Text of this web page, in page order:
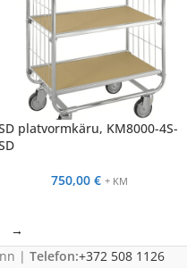
platvormkäru, KM8000-4S-
750,00 € + KM
→
| Telefon:+372 508 1126